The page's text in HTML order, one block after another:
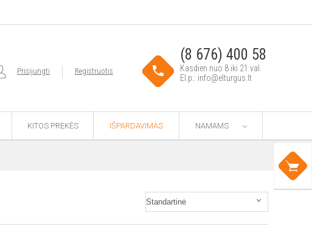
(8 676) 400 58
Kasdien nuo 8 iki 21 val.
El.p.: info@elturgus.lt
Prisijungti Registruotis
KITOS PREKĖS IŠPARDAVIMAS NAMAMS